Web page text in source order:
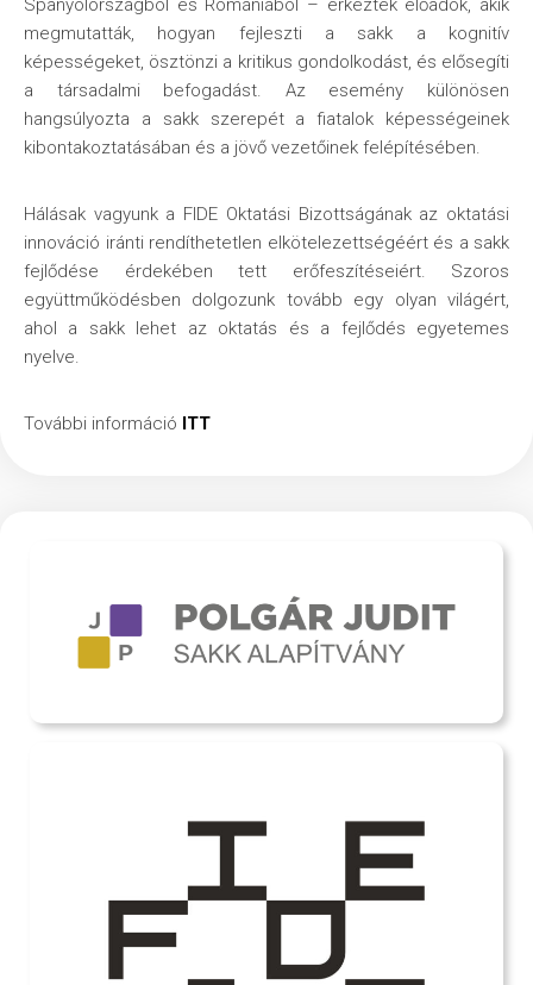
Spanyolországból és Romániából – érkeztek előadók, akik
megmutatták, hogyan fejleszti a sakk a kognitív
képességeket, ösztönzi a kritikus gondolkodást, és elősegíti
a társadalmi befogadást. Az esemény különösen
hangsúlyozta a sakk szerepét a fiatalok képességeinek
kibontakoztatásában és a jövő vezetőinek felépítésében.
Hálásak vagyunk a FIDE Oktatási Bizottságának az oktatási
innováció iránti rendíthetetlen elkötelezettségéért és a sakk
fejlődése érdekében tett erőfeszítéseiért. Szoros
együttműködésben dolgozunk tovább egy olyan világért,
ahol a sakk lehet az oktatás és a fejlődés egyetemes
nyelve.
További információ ITT